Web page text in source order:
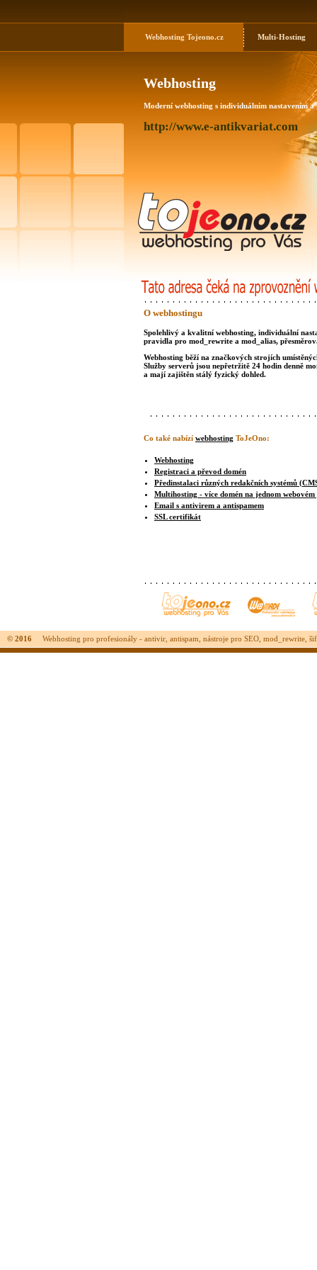
Webhosting Tojeono.cz Multi-Hosting
Webhosting
Moderní webhosting s individuálním nastavením a
http://www.e-antikvariat.com
O webhostingu
Spolehlivý a kvalitní webhosting, individuální
pravidla pro mod_rewrite a mod_alias,
Webhosting běží na značkových strojích
Služby serverů jsou nepřetržitě 24 hodin denně
a mají zajištěn stálý fyzický dohled.
Co také nabízí webhosting ToJeOno:
Webhosting
Registraci a převod domén
Předinstalaci různých redakčních systémů
Multihosting - více domén na jednom
Email s antivirem a antispamem
SSL certifikát
© 2016 Webhosting pro profesionály - antivir, antispam, nástroje pro SEO, mod_rewrite,